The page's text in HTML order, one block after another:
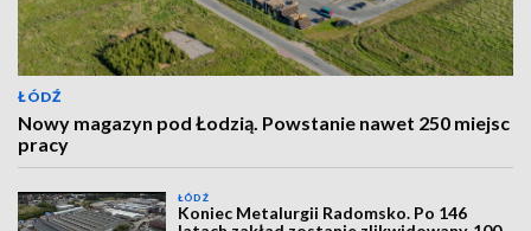
ŁÓDŹ
Nowy magazyn pod Łodzią. Powstanie nawet 250 miejsc
pracy
ŁÓDŹ
Koniec Metalurgii Radomsko. Po 146